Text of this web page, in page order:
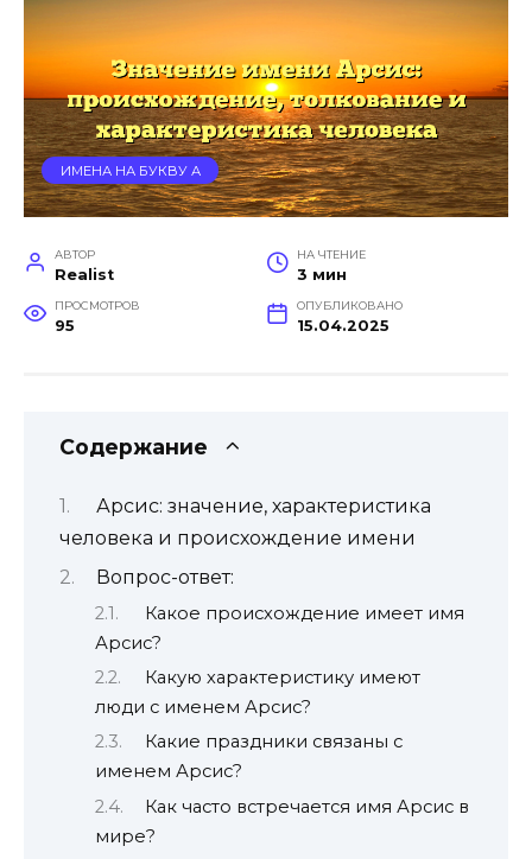
ИМЕНА НА БУКВУ А
АВТОР
Realist
НА ЧТЕНИЕ
3 мин
ПРОСМОТРОВ
95
ОПУБЛИКОВАНО
15.04.2025
Содержание
Арсис: значение, характеристика
человека и происхождение имени
Вопрос-ответ:
Какое происхождение имеет имя
Арсис?
Какую характеристику имеют
люди с именем Арсис?
Какие праздники связаны с
именем Арсис?
Как часто встречается имя Арсис в
мире?